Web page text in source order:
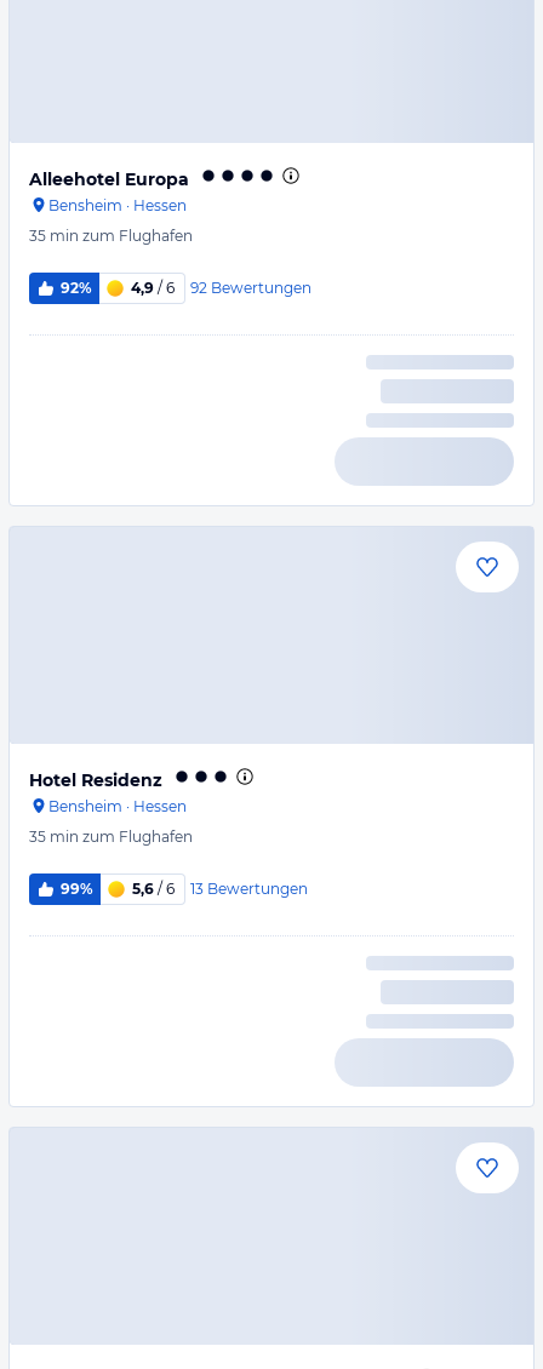
Alleehotel Europa
Bensheim · Hessen
35 min zum Flughafen
92% 4,9 / 6 92 Bewertungen
Hotel Residenz
Bensheim · Hessen
35 min zum Flughafen
99% 5,6 / 6 13 Bewertungen